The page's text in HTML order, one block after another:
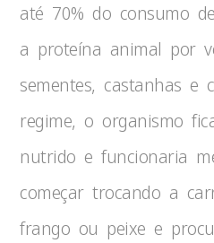
até 70% do consumo
a proteína animal por
sementes, castanhas e
regime, o organismo
nutrido e funcionaria
começar trocando a
frango ou peixe e